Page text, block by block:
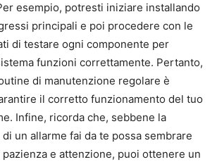
esempio, potresti iniziare installando
principali e poi procedere con le
di testare ogni componente per
funzioni correttamente. Pertanto,
di manutenzione regolare è
il corretto funzionamento del tuo
Infine, ricorda che, sebbene la
un allarme fai da te possa sembrare
e attenzione, puoi ottenere un